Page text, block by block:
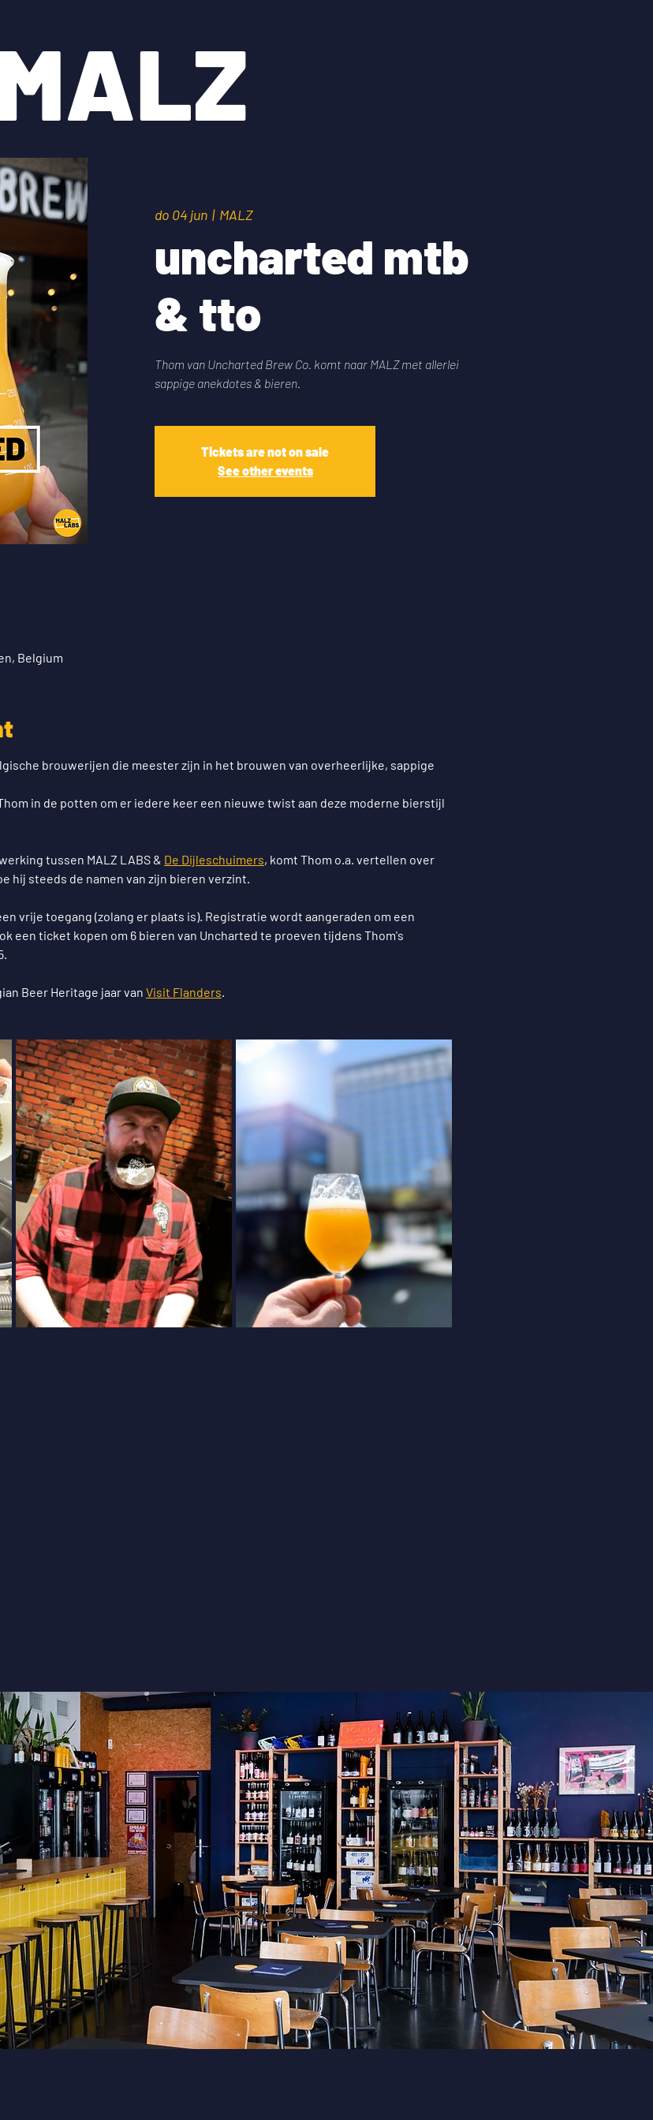
do 04 jun
  |
MALZ
uncharted mtb
& tto
Thom van Uncharted Brew Co. komt naar MALZ met allerlei
sappige anekdotes & bieren.
Tickets are not on sale
See other events
Belgium
brouwerijen die meester zijn in het brouwen van overheerlijke, sappige
in de potten om er iedere keer een nieuwe twist aan deze moderne bierstijl
tussen MALZ LABS & De Dijleschuimers, komt Thom o.a. vertellen over
hij steeds de namen van zijn bieren verzint.
vrije toegang (zolang er plaats is). Registratie wordt aangeraden om een
een ticket kopen om 6 bieren van Uncharted te proeven tijdens Thom's
Beer Heritage jaar van Visit Flanders.